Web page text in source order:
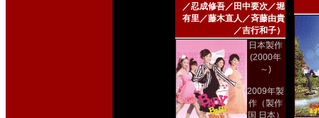
／忍成修吾／田中要次／堀
有里／藤木直人／斉藤由貴
／吉行和子）
日本製作
(2000年
～)
2009年製
作（製作
国 日本）